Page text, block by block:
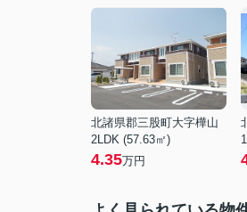
北諸県郡三股町大字樺山
2LDK (57.63㎡)
4.35万円